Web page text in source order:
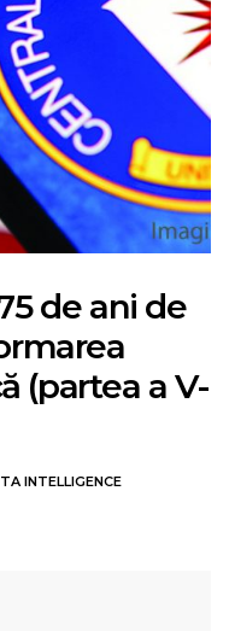
de ani de
(partea a V-
INTELLIGENCE